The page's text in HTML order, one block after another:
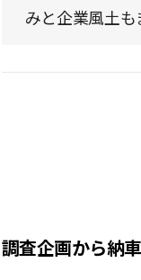
みと企業風土も
調査企画から納